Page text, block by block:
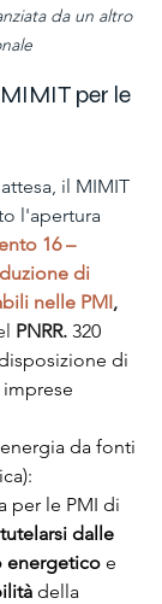
da un altro
per le
il MIMIT
l'apertura
16 –
di
nelle PMI,
PNRR. 320
di
da fonti
per le PMI di
tutelarsi dalle
energetico e
della